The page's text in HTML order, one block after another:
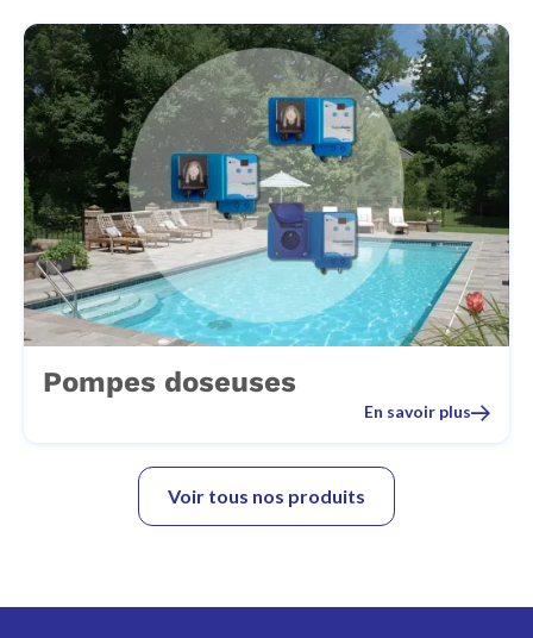
Pompes doseuses
En savoir plus
Voir tous nos produits